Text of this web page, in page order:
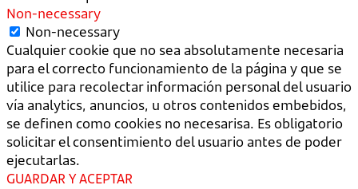
Non-necessary
Non-necessary
Cualquier cookie que no sea absolutamente necesaria
para el correcto funcionamiento de la página y que se
utilice para recolectar información personal del usuario
vía analytics, anuncios, u otros contenidos embebidos,
se definen como cookies no necesarisa. Es obligatorio
solicitar el consentimiento del usuario antes de poder
ejecutarlas.
GUARDAR Y ACEPTAR